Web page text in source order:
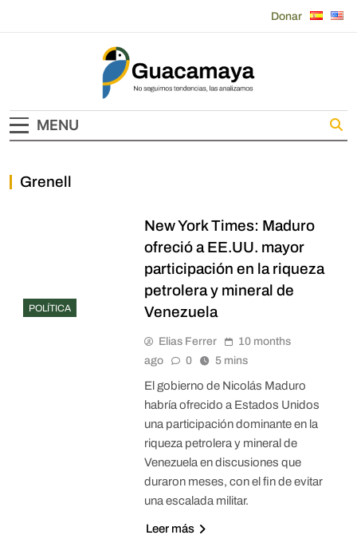
Donar
Guacamaya
MENU
Grenell
POLÍTICA
New York Times: Maduro
ofreció a EE.UU. mayor
participación en la riqueza
petrolera y mineral de
Venezuela
Elias Ferrer
10 months
ago
0 5 mins
El gobierno de Nicolás Maduro
habría ofrecido a Estados Unidos
una participación dominante en la
riqueza petrolera y mineral de
Venezuela en discusiones que
duraron meses, con el fin de evitar
una escalada militar.
Leer más